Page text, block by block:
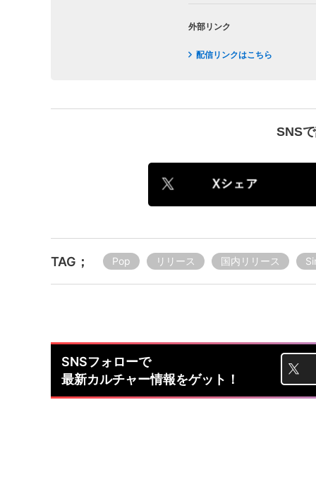
外部リンク
配信リンクはこちら
SNS
TAG； Pop リリース 国内リリース
SNSフォローで
最新カルチャー情報をゲット！